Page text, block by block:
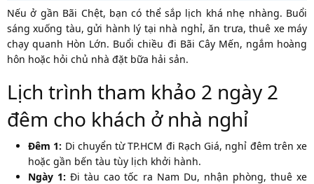
Nếu ở gần Bãi Chệt, bạn có thể sắp lịch khá nhẹ nhàng. Buổi
sáng xuống tàu, gửi hành lý tại nhà nghỉ, ăn trưa, thuê xe máy
chạy quanh Hòn Lớn. Buổi chiều đi Bãi Cây Mến, ngắm hoàng
hôn hoặc hỏi chủ nhà đặt bữa hải sản.
Lịch trình tham khảo 2 ngày 2
đêm cho khách ở nhà nghỉ
Đêm 1: Di chuyển từ TP.HCM đi Rạch Giá, nghỉ đêm trên xe
hoặc gần bến tàu tùy lịch khởi hành.
Ngày 1: Đi tàu cao tốc ra Nam Du, nhận phòng, thuê xe